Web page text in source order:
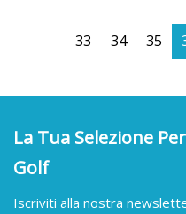
33 34 35
La Tua Selezione
Golf
Iscriviti alla nostra